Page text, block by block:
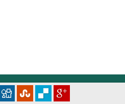
- Piazzale Aldo Moro 5, 00185 Roma